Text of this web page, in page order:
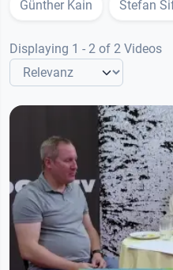
Günther Kain Stefan
Displaying 1 - 2 of 2 Videos